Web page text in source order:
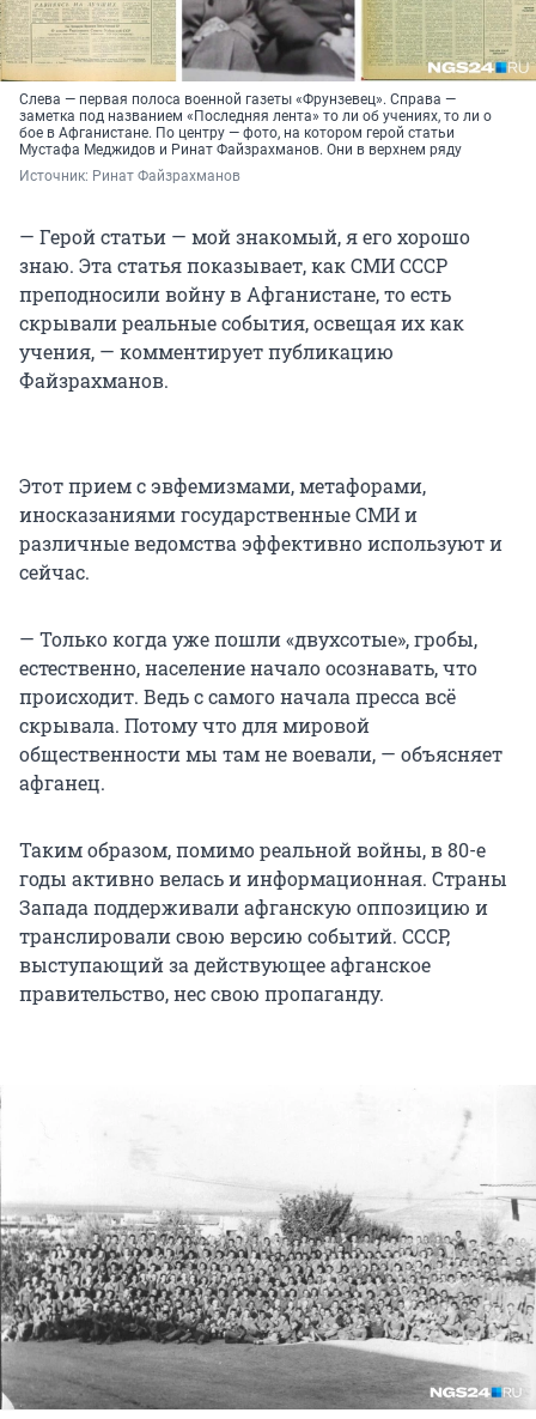
Слева — первая полоса военной газеты «Фрунзевец». Справа —
заметка под названием «Последняя лента» то ли об учениях, то ли о
бое в Афганистане. По центру — фото, на котором герой статьи
Мустафа Меджидов и Ринат Файзрахманов. Они в верхнем ряду
Источник: Ринат Файзрахманов
— Герой статьи — мой знакомый, я его хорошо
знаю. Эта статья показывает, как СМИ СССР
преподносили войну в Афганистане, то есть
скрывали реальные события, освещая их как
учения, — комментирует публикацию
Файзрахманов.
Этот прием с эвфемизмами, метафорами,
иносказаниями государственные СМИ и
различные ведомства эффективно используют и
сейчас.
— Только когда уже пошли «двухсотые», гробы,
естественно, наcеление начало осознавать, что
происходит. Ведь с самого начала пресса всё
скрывала. Потому что для мировой
общественности мы там не воевали, — объясняет
афганец.
Таким образом, помимо реальной войны, в 80-е
годы активно велась и информационная. Страны
Запада поддерживали афганскую оппозицию и
транслировали свою версию событий. СССР,
выступающий за действующее афганское
правительство, нес свою пропаганду.